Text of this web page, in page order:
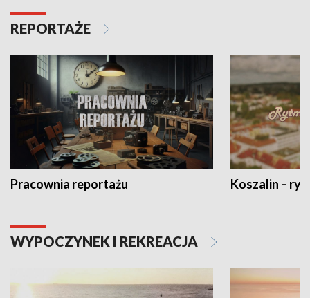
REPORTAŻE
Pracownia reportażu Koszalin –
WYPOCZYNEK I REKREACJA